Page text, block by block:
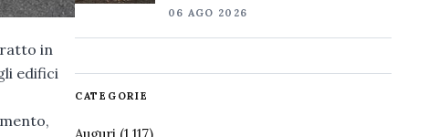
in
edifici
06 AGO 2026
CATEGORIE